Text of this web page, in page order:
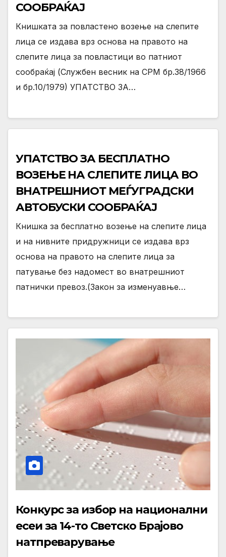
СООБРАЌАЈ
Книшката за повластено возење на слепите
лица се издава врз основа на правото на
слепите лица за повластици во патниот
сообраќај (Службен весник на СРМ бр.38/1966
и бр.10/1979) УПАТСТВО ЗА…
УПАТСТВО ЗА БЕСПЛАТНО
ВОЗЕЊЕ НА СЛЕПИТЕ ЛИЦА ВО
ВНАТРЕШНИОТ МЕЃУГРАДСКИ
АВТОБУСКИ СООБРАЌАЈ
Книшка за бесплатно возење на слепите лица
и на нивните придружници се издава врз
основа на правото на слепите лица за
патување без надомест во внатрешниот
патнички превоз.(Закон за изменуавње…
Конкурс за избор на национални
есеи за 14-то Светско Брајово
натпреварување